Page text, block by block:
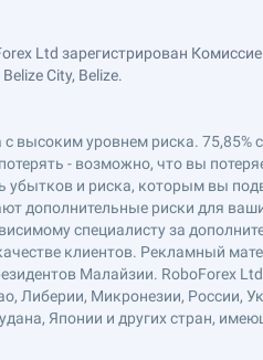
Ltd зарегистрирован
City, Belize.
высоким уровнем риска. 75,85%
- возможно, что вы
убытков и риска, которым вы
дополнительные риски для
специалисту за
клиентов. Рекламный
Малайзии. RoboForex
Либерии, Микронезии, России,
Японии и других стран,